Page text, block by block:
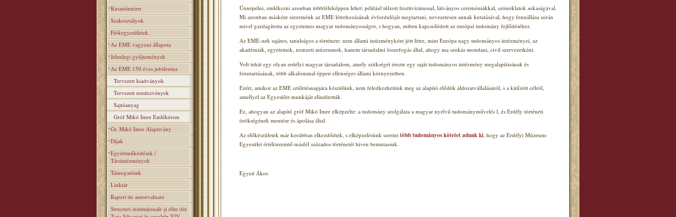
Kutatóintézet
Szakosztályok
Fiókegyesületek
Az EME vagyoni állapota
Jelenlegi gyűjtemények
Az EME 150 éves jubileuma
Tervezett kiadványok
Tervezett rendezvények
Sajtóanyag
Gróf Mikó Imre Emlékérem
Gr. Mikó Imre Alapitvány
Díjak
Együttműködések /
Társintézmények
Támogatóink
Linktár
Raport de autoevaluare
Structuri instituţionale şi elite din
Ünnepelni, emlékezni azonban többféleképpen lehet: például túlzott fesztivizmussal, látványos ceremóniákkal, szónoklatok sokaságával.
Mi azonban másként szeretnénk az EME létrehozásának évfordulóját megtartani, nevezetesen annak kutatásával, hogy fennállása során
mivel gazdagította az egyetemes magyar tudományosságot, s hogyan, miben kapcsolódott az európai tudomány fejlődéséhez.
Az EMÉ-nek sajátos, tanulságos a története: nem állami intézményként jött létre, mint Európa nagy tudományos intézményei, az
akadémiák, egyetemek, nemzeti múzeumok, hanem társadalmi összefogás által, ahogy ma szokás mondani, civil szervezetként.
Volt tehát egy olyan erdélyi magyar társadalom, amely szükségét érezte egy saját tudományos intézmény megalapításának és
fenntartásának, több alkalommal éppen ellenséges állami környezetben.
Ezért, amikor az EME születésnapjára készülünk, nem feledkezhetünk meg az alapító elődök áldozatvállalásáról, s a kitűzött célról,
amellyel az Egyesület munkáját elindították.
Ez, ahogyan az alapító gróf Mikó Imre elképzelte: a tudomány szolgálata a magyar nyelvű tudományművelés l, és Erdély történeti
örökségének mentése és ápolása által.
Az előkészületek már korábban elkezdődtek, s elképzelésünk szerint több tudományos kötetet adunk ki, hogy az Erdélyi Múzeum-
Egyesület értékteremtő másfél százados történetét híven bemutassuk.
Egyed Ákos